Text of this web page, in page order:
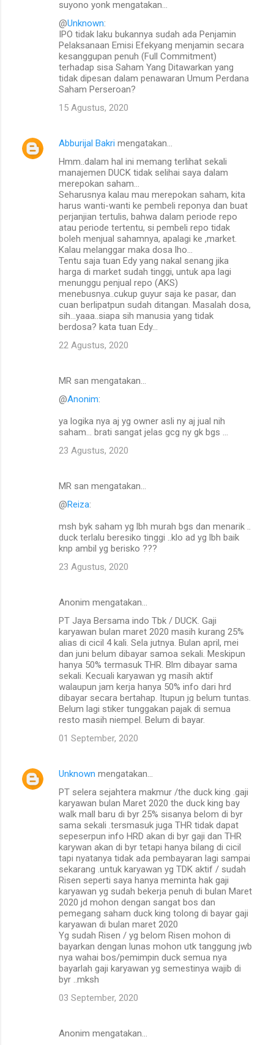
suyono yonk mengatakan…
@Unknown:
IPO tidak laku bukannya sudah ada Penjamin
Pelaksanaan Emisi Efekyang menjamin secara
kesanggupan penuh (Full Commitment)
terhadap sisa Saham Yang Ditawarkan yang
tidak dipesan dalam penawaran Umum Perdana
Saham Perseroan?
15 Agustus, 2020
Abburijal Bakri mengatakan…
Hmm..dalam hal ini memang terlihat sekali
manajemen DUCK tidak selihai saya dalam
merepokan saham...
Seharusnya kalau mau merepokan saham, kita
harus wanti-wanti ke pembeli reponya dan buat
perjanjian tertulis, bahwa dalam periode repo
atau periode tertentu, si pembeli repo tidak
boleh menjual sahamnya, apalagi ke ,market.
Kalau melanggar maka dosa lho...
Tentu saja tuan Edy yang nakal senang jika
harga di market sudah tinggi, untuk apa lagi
menunggu penjual repo (AKS)
menebusnya..cukup guyur saja ke pasar, dan
cuan berlipatpun sudah ditangan. Masalah dosa,
sih...yaaa..siapa sih manusia yang tidak
berdosa? kata tuan Edy...
22 Agustus, 2020
MR san mengatakan…
@Anonim:
ya logika nya aj yg owner asli ny aj jual nih
saham... brati sangat jelas gcg ny gk bgs ...
23 Agustus, 2020
MR san mengatakan…
@Reiza:
msh byk saham yg lbh murah bgs dan menarik ..
duck terlalu beresiko tinggi ..klo ad yg lbh baik
knp ambil yg berisko ???
23 Agustus, 2020
Anonim mengatakan…
PT Jaya Bersama indo Tbk / DUCK. Gaji
karyawan bulan maret 2020 masih kurang 25%
alias di cicil 4 kali. Sela jutnya. Bulan april, mei
dan juni belum dibayar samoa sekali. Meskipun
hanya 50% termasuk THR. Blm dibayar sama
sekali. Kecuali karyawan yg masih aktif
walaupun jam kerja hanya 50% info dari hrd
dibayar secara bertahap. Itupun jg belum tuntas.
Belum lagi stiker tunggakan pajak di semua
resto masih niempel. Belum di bayar.
01 September, 2020
Unknown mengatakan…
PT selera sejahtera makmur /the duck king .gaji
karyawan bulan Maret 2020 the duck king bay
walk mall baru di byr 25% sisanya belom di byr
sama sekali .tersmasuk juga THR tidak dapat
sepeserpun info HRD akan di byr gaji dan THR
karywan akan di byr tetapi hanya bilang di cicil
tapi nyatanya tidak ada pembayaran lagi sampai
sekarang .untuk karyawan yg TDK aktif / sudah
Risen seperti saya hanya meminta hak gaji
karyawan yg sudah bekerja penuh di bulan Maret
2020 jd mohon dengan sangat bos dan
pemegang saham duck king tolong di bayar gaji
karyawan di bulan maret 2020
Yg sudah Risen / yg belom Risen mohon di
bayarkan dengan lunas mohon utk tanggung jwb
nya wahai bos/pemimpin duck semua nya
bayarlah gaji karyawan yg semestinya wajib di
byr ..mksh
03 September, 2020
Anonim mengatakan…